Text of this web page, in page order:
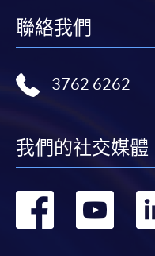
聯絡我們
3762 6262
我們的社交媒體
轉
轉